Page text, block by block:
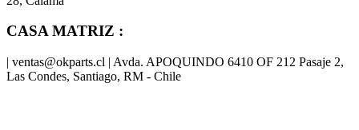
CASA MATRIZ :
| ventas@okparts.cl | Avda. APOQUINDO 6410 OF 212 Pasaje 2,
Las Condes, Santiago, RM - Chile